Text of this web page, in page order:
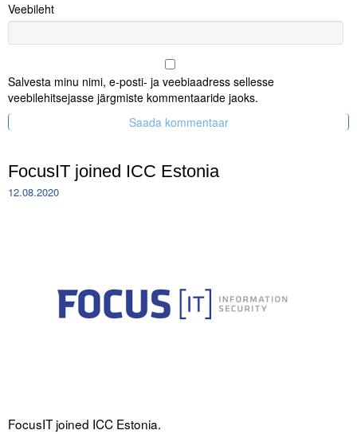
Veebileht
Salvesta minu nimi, e-posti- ja veebiaadress sellesse
veebilehitsejasse järgmiste kommentaaride jaoks.
FocusIT joined ICC Estonia
12.08.2020
FocusIT joined ICC Estonia.